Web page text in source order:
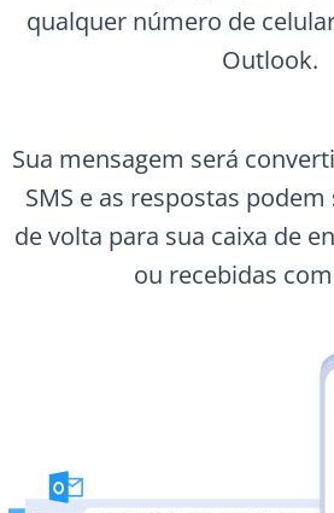
qualquer número de
Outlook.
Sua mensagem será
SMS e as respostas
de volta para sua caixa de
ou recebidas